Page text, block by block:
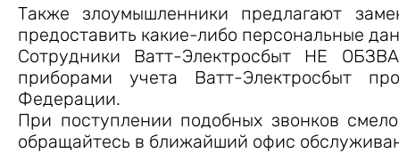
Также злоумышленники предлагают
предоставить какие-либо персональные
Сотрудники Ватт-Электросбыт НЕ
приборами учета Ватт-Электросбыт
Федерации.
При поступлении подобных звонков
обращайтесь в ближайший офис